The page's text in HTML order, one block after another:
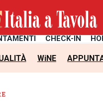
CHECK-IN
WiNE